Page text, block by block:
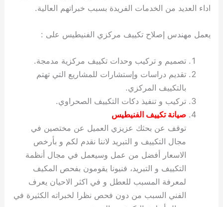
اداء العديد من الخدمات الفريدة بسبب خبراتهم العالية.
يعمل مهندس إصلاح تكييف مركزي الفنيطيس على :
تصميم و تركيب وحدات تكييف مركزية مدمجة.
تقديم دراسات وإستشارات للمشاريع التي تهتم
بالتكييف المركزي.
تركيب و تنفيذ دكات التكييف الصحراوي.
صيانة تكييف الفنيطيس
توقف عن بحثك عزيزي العميل عن مختصين في
مجال التكييف و التبريد لاننا نقدم لكم و بأرخص
الاسعار أفضل من عمل وسيعمل في مجال أنظمة
التكييف و التبريد، فنيونا يقومون بفحص المكيف
لمعرفة المسبب للعطل و في اكثر الاحيان يعرف
الفني السبب من دون فحص نظرا لخبراته الكثيرة في